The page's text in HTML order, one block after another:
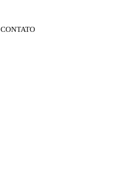
CONTATO